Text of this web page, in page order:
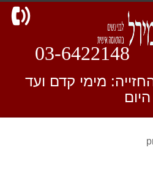
d
03-6422148
מימי קדם ועד
היום